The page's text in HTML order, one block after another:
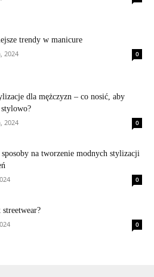
trendy w manicure
2024
0
dla mężczyzn – co nosić, aby
2024
0
sposoby na tworzenie modnych stylizacji
0
0